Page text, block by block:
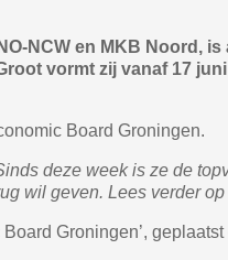
NCW en MKB Noord,
vormt zij vanaf 17
Board Groningen.
deze week is ze de
wil geven. Lees verder op
Groningen’,